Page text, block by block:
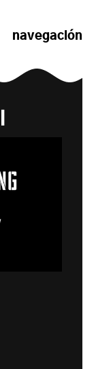
navegación